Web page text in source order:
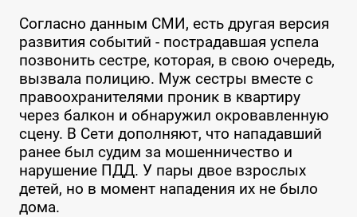
Согласно данным СМИ, есть другая версия
развития событий - пострадавшая успела
позвонить сестре, которая, в свою очередь,
вызвала полицию. Муж сестры вместе с
правоохранителями проник в квартиру
через балкон и обнаружил окровавленную
сцену. В Сети дополняют, что нападавший
ранее был судим за мошенничество и
нарушение ПДД. У пары двое взрослых
детей, но в момент нападения их не было
дома.